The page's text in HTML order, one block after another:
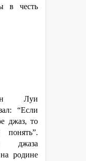
в честь
Луи
“Если
джаз, то
джаза
родине